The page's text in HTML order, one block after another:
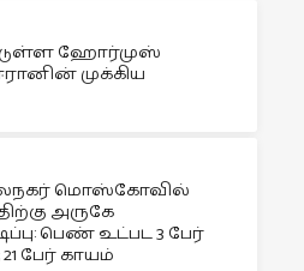
ஹோர்முஸ்
முக்கிய
மொஸ்கோவில்
அருகே
பெண் உட்பட 3 பேர்
21 பேர் காயம்